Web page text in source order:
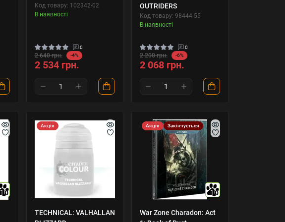
Код товару: 102342-02
В наявності
0
2 640 грн. -4%
2 534 грн.
OUTRIDERS
Код товару: 98444-55
В наявності
0
2 200 грн. -6%
2 068 грн.
10
Акція
TECHNICAL: VALHALLAN
Акція Закінчується
10
War Zone Charadon: Act